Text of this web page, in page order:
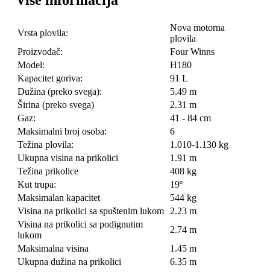
Vrsta plovila:
Nova motorna
plovila
Proizvođač:
Four Winns
Model:
H180
Kapacitet goriva:
91 L
Dužina (preko svega):
5.49 m
Širina (preko svega)
2.31 m
Gaz:
41 - 84 cm
Maksimalni broj osoba:
6
Težina plovila:
1.010-1.130 kg
Ukupna visina na prikolici
1.91 m
Težina prikolice
408 kg
Kut trupa:
19º
Maksimalan kapacitet
544 kg
Visina na prikolici sa spuštenim lukom
2.23 m
Visina na prikolici sa podignutim
lukom
2.74 m
Maksimalna visina
1.45 m
Ukupna dužina na prikolici
6.35 m